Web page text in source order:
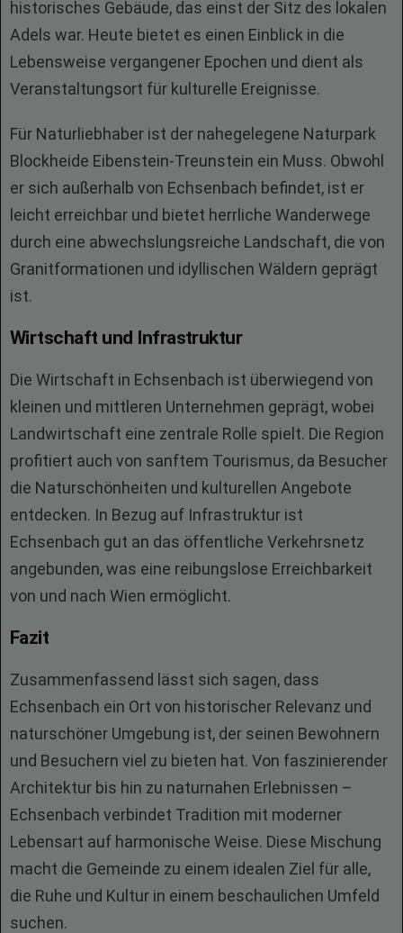
historisches Gebäude, das einst der Sitz des lokalen
Adels war. Heute bietet es einen Einblick in die
Lebensweise vergangener Epochen und dient als
Veranstaltungsort für kulturelle Ereignisse.
Für Naturliebhaber ist der nahegelegene Naturpark
Blockheide Eibenstein-Treunstein ein Muss. Obwohl
er sich außerhalb von Echsenbach befindet, ist er
leicht erreichbar und bietet herrliche Wanderwege
durch eine abwechslungsreiche Landschaft, die von
Granitformationen und idyllischen Wäldern geprägt
ist.
Wirtschaft und Infrastruktur
Die Wirtschaft in Echsenbach ist überwiegend von
kleinen und mittleren Unternehmen geprägt, wobei
Landwirtschaft eine zentrale Rolle spielt. Die Region
profitiert auch von sanftem Tourismus, da Besucher
die Naturschönheiten und kulturellen Angebote
entdecken. In Bezug auf Infrastruktur ist
Echsenbach gut an das öffentliche Verkehrsnetz
angebunden, was eine reibungslose Erreichbarkeit
von und nach Wien ermöglicht.
Fazit
Zusammenfassend lässt sich sagen, dass
Echsenbach ein Ort von historischer Relevanz und
naturschöner Umgebung ist, der seinen Bewohnern
und Besuchern viel zu bieten hat. Von faszinierender
Architektur bis hin zu naturnahen Erlebnissen –
Echsenbach verbindet Tradition mit moderner
Lebensart auf harmonische Weise. Diese Mischung
macht die Gemeinde zu einem idealen Ziel für alle,
die Ruhe und Kultur in einem beschaulichen Umfeld
suchen.